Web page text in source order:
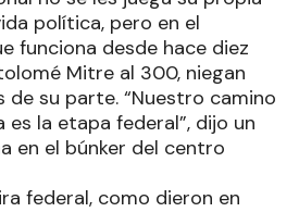
política, pero en el
funciona desde hace diez
Mitre al 300, niegan
de su parte. “Nuestro camino
la etapa federal”, dijo un
en el búnker del centro
federal, como dieron en